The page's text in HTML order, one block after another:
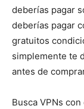
deberías pagar
deberías pagar
gratuitos
simplemente te
antes de
Busca VPNs